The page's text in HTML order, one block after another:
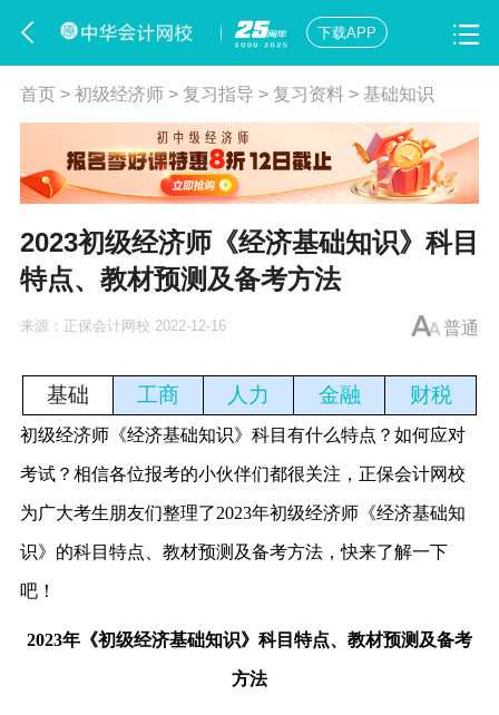
下载APP
首页> 初级经济师> 复习指导 > 复习资料 > 基础知识
2023初级经济师《经济基础知识》科目
特点、教材预测及备考方法
普通
来源： 正保会计网校 2022-12-16
基础 工商 人力 金融 财税
初级经济师《经济基础知识》科目有什么特点？如何应对
考试？相信各位报考的小伙伴们都很关注，正保会计网校
为广大考生朋友们整理了2023年初级经济师《经济基础知
识》的科目特点、教材预测及备考方法，快来了解一下
吧！
2023年《初级经济基础知识》科目特点、教材预测及备考
方法